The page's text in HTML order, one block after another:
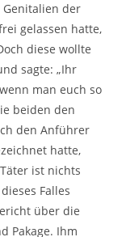
der
gelassen hatte,
diese wollte
sagte: „Ihr
man euch so
beiden den
den Anführer
hatte,
ist nichts
Falles
über die
Pakage. Ihm